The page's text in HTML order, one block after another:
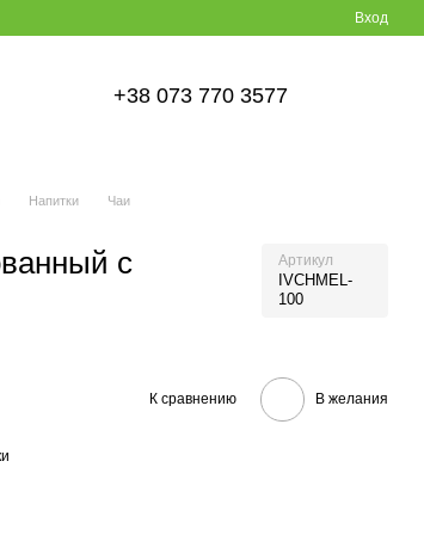
Вход
+38 073 770 3577
Напитки
Чаи
с
Артикул
IVCHMEL-
100
К сравнению В желания